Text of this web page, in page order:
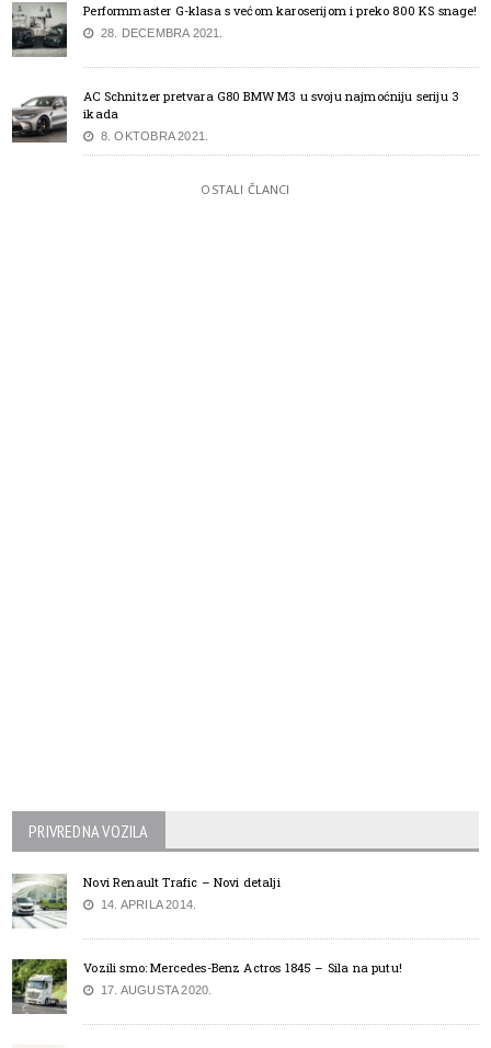
Performmaster G-klasa s većom karoserijom i preko 800 KS snage!
28. DECEMBRA 2021.
AC Schnitzer pretvara G80 BMW M3 u svoju najmoćniju seriju 3
ikada
8. OKTOBRA 2021.
OSTALI ČLANCI
PRIVREDNA VOZILA
Novi Renault Trafic – Novi detalji
14. APRILA 2014.
Vozili smo: Mercedes-Benz Actros 1845 – Sila na putu!
17. AUGUSTA 2020.